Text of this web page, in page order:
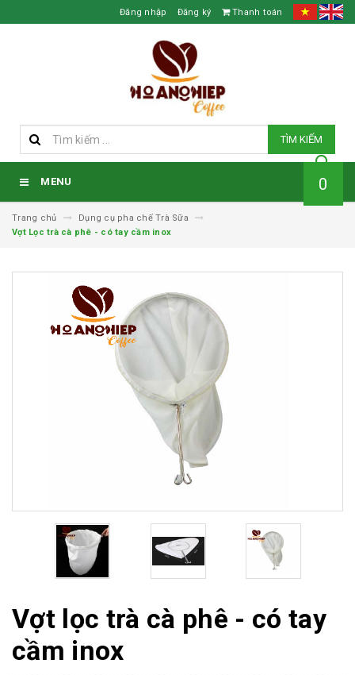
Đăng nhập Đăng ký Thanh toán
TÌM KIẾM
MENU 0
Trang chủ
Dụng cụ pha chế Trà Sữa
Vợt Lọc trà cà phê - có tay cầm inox
Vợt lọc trà cà phê - có tay
cầm inox